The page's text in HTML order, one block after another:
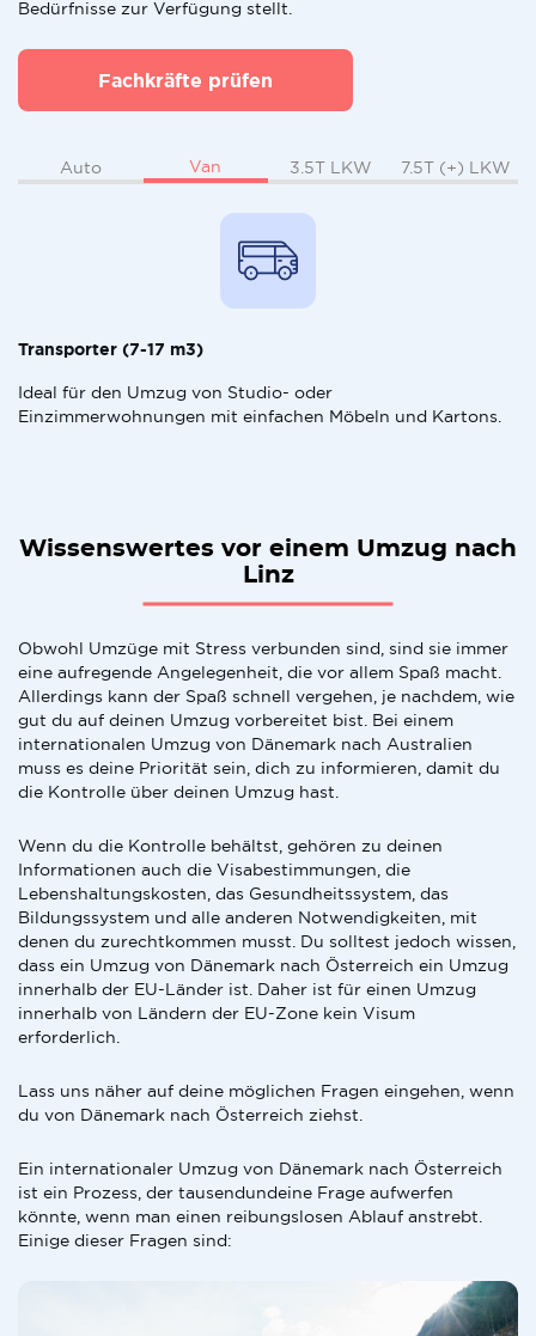
Bedürfnisse zur Verfügung stellt.
Fachkräfte prüfen
Auto Van 3.5T LKW 7.5T (+) LKW
Transporter (7-17 m3)
Ideal für den Umzug von Studio- oder
Einzimmerwohnungen mit einfachen Möbeln und Kartons.
Wissenswertes vor einem Umzug nach
Linz
Obwohl Umzüge mit Stress verbunden sind, sind sie immer
eine aufregende Angelegenheit, die vor allem Spaß macht.
Allerdings kann der Spaß schnell vergehen, je nachdem, wie
gut du auf deinen Umzug vorbereitet bist. Bei einem
internationalen Umzug von Dänemark nach Australien
muss es deine Priorität sein, dich zu informieren, damit du
die Kontrolle über deinen Umzug hast.
Wenn du die Kontrolle behältst, gehören zu deinen
Informationen auch die Visabestimmungen, die
Lebenshaltungskosten, das Gesundheitssystem, das
Bildungssystem und alle anderen Notwendigkeiten, mit
denen du zurechtkommen musst. Du solltest jedoch wissen,
dass ein Umzug von Dänemark nach Österreich ein Umzug
innerhalb der EU-Länder ist. Daher ist für einen Umzug
innerhalb von Ländern der EU-Zone kein Visum
erforderlich.
Lass uns näher auf deine möglichen Fragen eingehen, wenn
du von Dänemark nach Österreich ziehst.
Ein internationaler Umzug von Dänemark nach Österreich
ist ein Prozess, der tausendundeine Frage aufwerfen
könnte, wenn man einen reibungslosen Ablauf anstrebt.
Einige dieser Fragen sind: